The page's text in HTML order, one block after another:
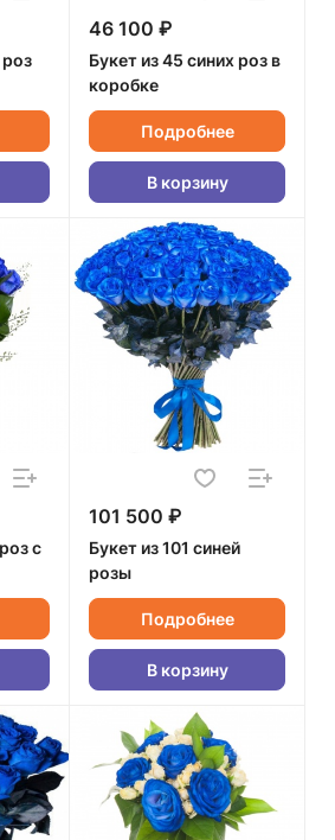
роз
46 100 ₽
Букет из 45 синих роз в
коробке
Подробнее
В корзину
с
101 500 ₽
Букет из 101 синей
розы
Подробнее
В корзину